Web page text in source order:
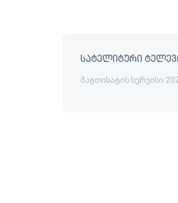
სატელიტური
მაგთისატის სერვისი